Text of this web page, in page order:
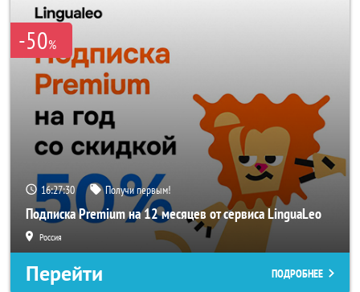
-50%
16:27:30 Получи первым!
Подписка Premium на 12 месяцев от сервиса LinguaLeo
Россия
Перейти ПОДРОБНЕЕ